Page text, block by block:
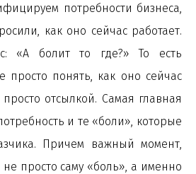
потребности бизнеса,
как оно сейчас работает.
«А болит то где?» То есть
просто понять, как оно сейчас
просто отсылкой. Самая главная
и те «боли», которые
Причем важный момент,
просто саму «боль», а именно